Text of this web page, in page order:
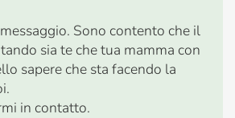
Sono contento che il
sia te che tua mamma con
sapere che sta facendo la
in contatto.